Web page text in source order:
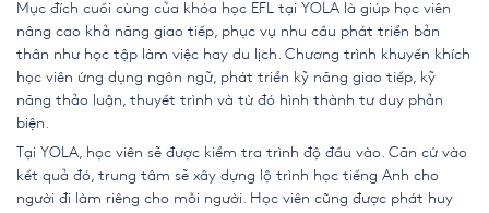
Mục đích cuối cùng của khóa học EFL tại YOLA là giúp học viên
nâng cao khả năng giao tiếp, phục vụ nhu cầu phát triển bản
thân như học tập làm việc hay du lịch. Chương trình khuyến khích
học viên ứng dụng ngôn ngữ, phát triển kỹ năng giao tiếp, kỹ
năng thảo luận, thuyết trình và từ đó hình thành tư duy phản
biện.
Tại YOLA, học viên sẽ được kiểm tra trình độ đầu vào. Căn cứ vào
kết quả đó, trung tâm sẽ xây dựng lộ trình học tiếng Anh cho
người đi làm riêng cho mỗi người. Học viên cũng được phát huy